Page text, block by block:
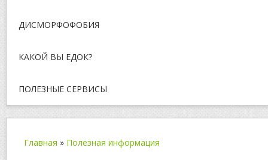
ДИСМОРФОФОБИЯ
КАКОЙ ВЫ ЕДОК?
ПОЛЕЗНЫЕ СЕРВИСЫ
Главная » Полезная информация